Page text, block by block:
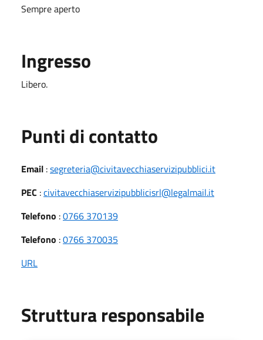
Sempre aperto
Ingresso
Libero.
Punti di contatto
Email :segreteria@civitavecchiaservizipubblici.it
PEC :civitavecchiaservizipubblicisrl@legalmail.it
Telefono :0766 370139
Telefono :0766 370035
URL
Struttura responsabile